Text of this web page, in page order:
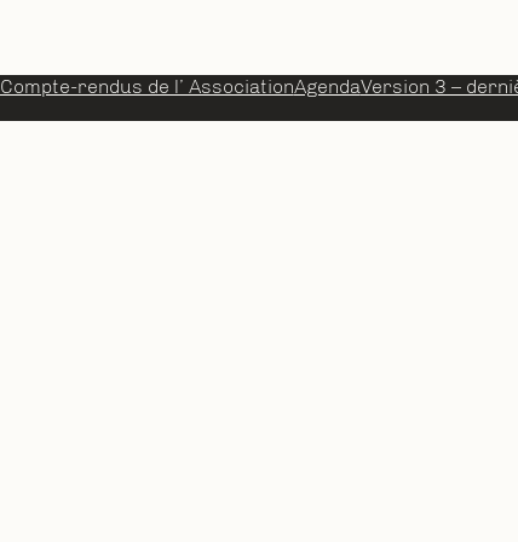
Compte-rendus de l’ AssociationAgendaVersion 3 –